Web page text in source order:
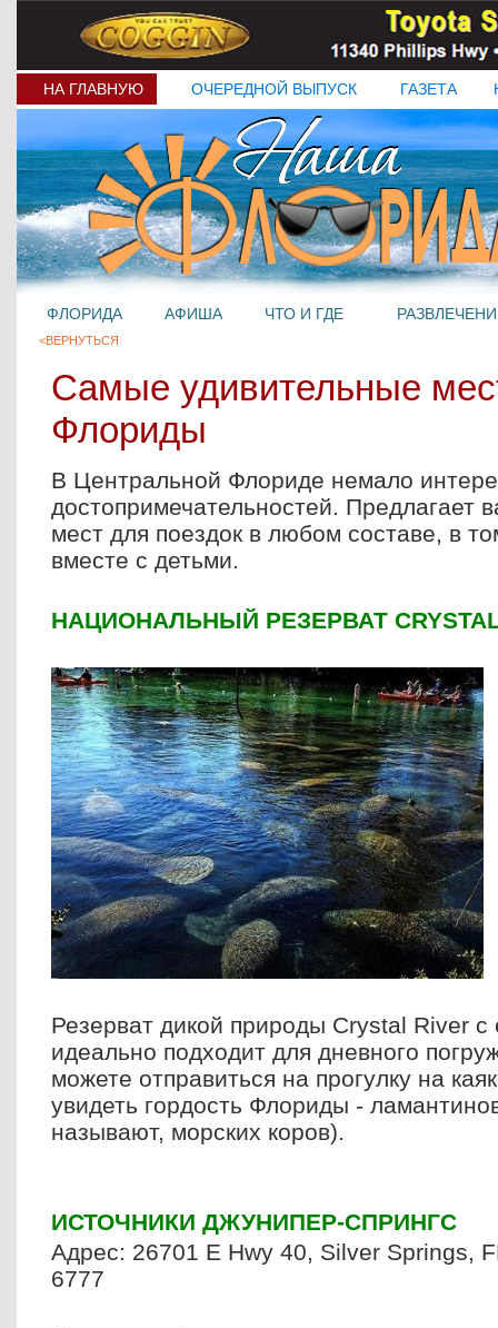
НА ГЛАВНУЮ ОЧЕРЕДНОЙ ВЫПУСК ГАЗЕТА
ФЛОРИДА АФИША ЧТО И ГДЕ
<ВЕРНУТЬСЯ
Самые удивительные
Флориды
В Центральной Флориде немало
достопримечательностей. Предлагает
мест для поездок в любом составе, в
вместе с детьми.
НАЦИОНАЛЬНЫЙ РЕЗЕРВАТ
Резерват дикой природы Crystal River c
идеально подходит для дневного
можете отправиться на прогулку на
увидеть гордость Флориды -
называют, морских коров).
ИСТОЧНИКИ ДЖУНИПЕР-СПРИНГС
Адрес: 26701 E Hwy 40, Silver Springs,
6777